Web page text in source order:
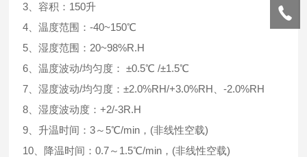
3、容积：150升
4、温度范围：-40~150℃
5、湿度范围：20~98%R.H
6、温度波动/均匀度： ±0.5℃ /±1.5℃
7、湿度波动/均匀度：±2.0%RH/+3.0%RH、-2.0%RH
8、湿度波动度：+2/-3R.H
9、升温时间：3～5℃/min，(非线性空载)
10、降温时间：0.7～1.5℃/min，(非线性空载)